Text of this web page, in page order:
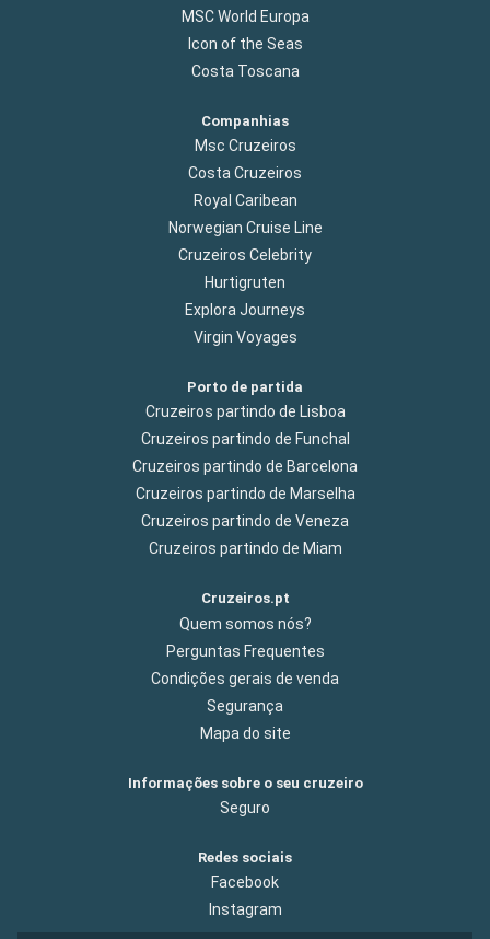
MSC World Europa
Icon of the Seas
Costa Toscana
Companhias
Msc Cruzeiros
Costa Cruzeiros
Royal Caribean
Norwegian Cruise Line
Cruzeiros Celebrity
Hurtigruten
Explora Journeys
Virgin Voyages
Porto de partida
Cruzeiros partindo de Lisboa
Cruzeiros partindo de Funchal
Cruzeiros partindo de Barcelona
Cruzeiros partindo de Marselha
Cruzeiros partindo de Veneza
Cruzeiros partindo de Miam
Cruzeiros.pt
Quem somos nós?
Perguntas Frequentes
Condições gerais de venda
Segurança
Mapa do site
Informações sobre o seu cruzeiro
Seguro
Redes sociais
Facebook
Instagram